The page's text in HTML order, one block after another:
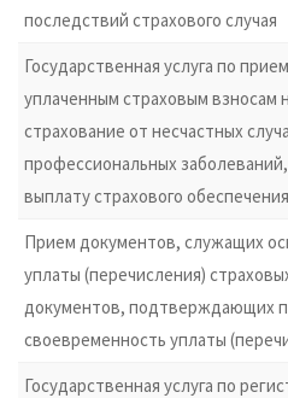
последствий страхового случая
Государственная услуга по
уплаченным страховым взносам
страхование от несчастных
профессиональных
выплату страхового
Прием документов, служащих
уплаты (перечисления)
документов, подтверждающих
своевременность уплаты
Государственная услуга по